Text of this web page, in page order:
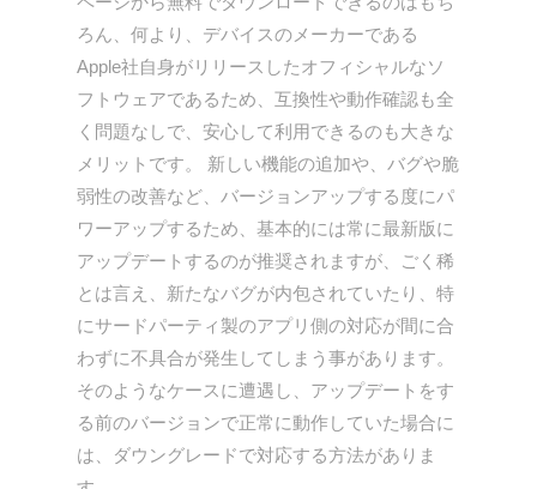
ろん、何より、デバイスのメーカーである
Apple社自身がリリースしたオフィシャルなソ
フトウェアであるため、互換性や動作確認も全
く問題なしで、安心して利用できるのも大きな
メリットです。 新しい機能の追加や、バグや脆
弱性の改善など、バージョンアップする度にパ
ワーアップするため、基本的には常に最新版に
アップデートするのが推奨されますが、ごく稀
とは言え、新たなバグが内包されていたり、特
にサードパーティ製のアプリ側の対応が間に合
わずに不具合が発生してしまう事があります。
そのようなケースに遭遇し、アップデートをす
る前のバージョンで正常に動作していた場合に
は、ダウングレードで対応する方法がありま